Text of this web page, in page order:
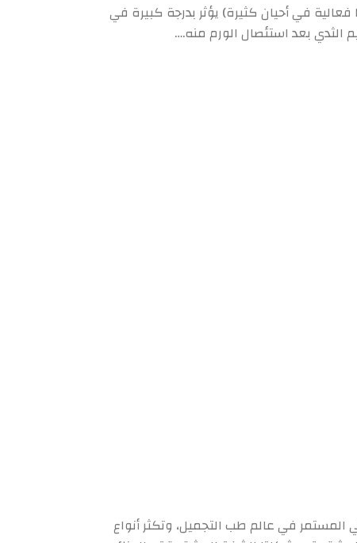
فعالية في أحيان كثيرة) يؤثر بدرجة كبيرة في
بعد استئصال الورم منه.…
المستمر في عالم طب التجميل، وتكثر أنواع